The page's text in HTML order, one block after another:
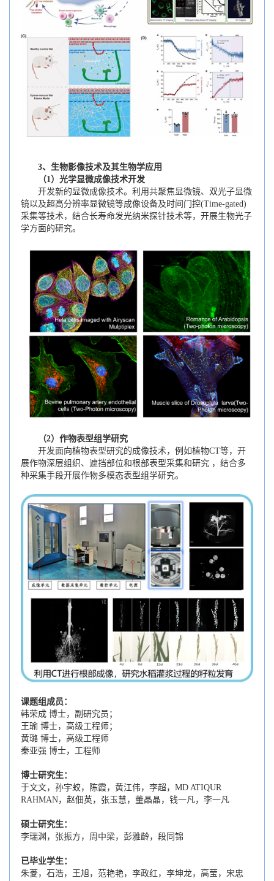
3、生物影像技术及其生物学应用
（1）光学显微成像技术开发
开发新的显微成像技术。利用共聚焦显微镜、双光子显微
镜以及超高分辨率显微镜等成像设备及时间门控(Time-gated)
采集等技术，结合长寿命发光纳米探针技术等，开展生物光子
学方面的研究。
（2）作物表型组学研究
开发面向植物表型研究的成像技术，例如植物CT等，开
展作物深层组织、遮挡部位和根部表型采集和研究 ，结合多
种采集手段开展作物多模态表型组学研究。
课题组成员：
韩荣成 博士，副研究员；
王瑜 博士，高级工程师；
黄璐 博士，高级工程师
秦亚强 博士，工程师
博士研究生：
于文文，孙宇蛟，陈霞，黄江伟，李超，MD ATIQUR
RAHMAN，赵佃英，张玉慧，董晶晶，钱一凡，李一凡
硕士研究生：
李瑞渊，张振方，周中梁，彭雅龄，段同锦
已毕业学生：
朱菱，石浩，王旭，范艳艳，李政红，李坤龙，高莹，宋忠